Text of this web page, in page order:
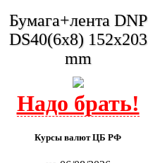
Бумага+лента DNP
DS40(6x8) 152x203
mm
Курсы валют ЦБ РФ